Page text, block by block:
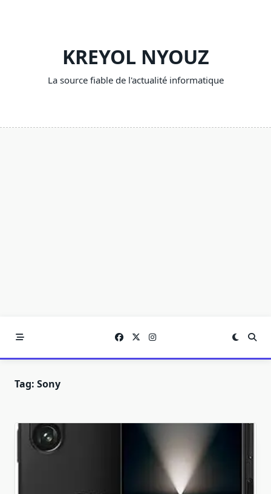
KREYOL NYOUZ
La source fiable de l'actualité informatique
Tag: Sony